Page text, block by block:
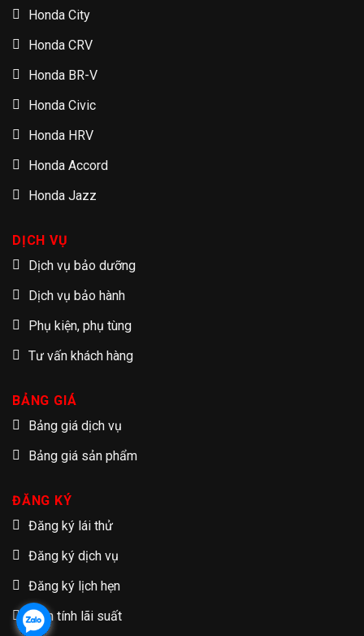
Honda City
Honda CRV
Honda BR-V
Honda Civic
Honda HRV
Honda Accord
Honda Jazz
DỊCH VỤ
Dịch vụ bảo dưỡng
Dịch vụ bảo hành
Phụ kiện, phụ tùng
Tư vấn khách hàng
BẢNG GIÁ
Bảng giá dịch vụ
Bảng giá sản phẩm
ĐĂNG KÝ
Đăng ký lái thử
Đăng ký dịch vụ
Đăng ký lịch hẹn
Tạm tính lãi suất